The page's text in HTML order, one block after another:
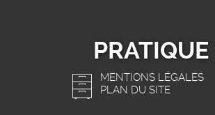
PRATIQUE
MENTIONS LÉGALES
PLAN DU SITE